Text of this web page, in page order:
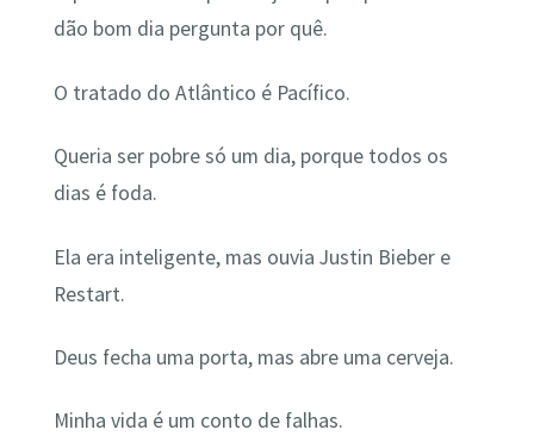
dão bom dia pergunta por quê.
O tratado do Atlântico é Pacífico.
Queria ser pobre só um dia, porque todos os
dias é foda.
Ela era inteligente, mas ouvia Justin Bieber e
Restart.
Deus fecha uma porta, mas abre uma cerveja.
Minha vida é um conto de falhas.